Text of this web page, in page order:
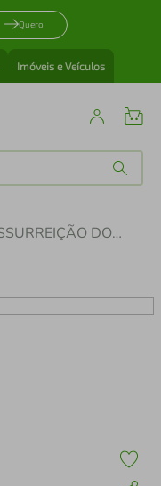
Quero
Imóveis e Veículos
A RESSURREIÇÃO DO LARIÇO